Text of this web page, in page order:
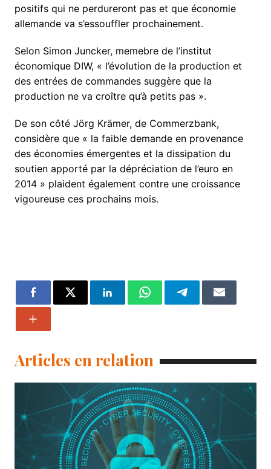
positifs qui ne perdureront pas et que économie
allemande va s’essouffler prochainement.
Selon Simon Juncker, memebre de l’institut
économique DIW, « l’évolution de la production et
des entrées de commandes suggère que la
production ne va croître qu’à petits pas ».
De son côté Jörg Krämer, de Commerzbank,
considère que « la faible demande en provenance
des économies émergentes et la dissipation du
soutien apporté par la dépréciation de l’euro en
2014 » plaident également contre une croissance
vigoureuse ces prochains mois.
Articles en relation